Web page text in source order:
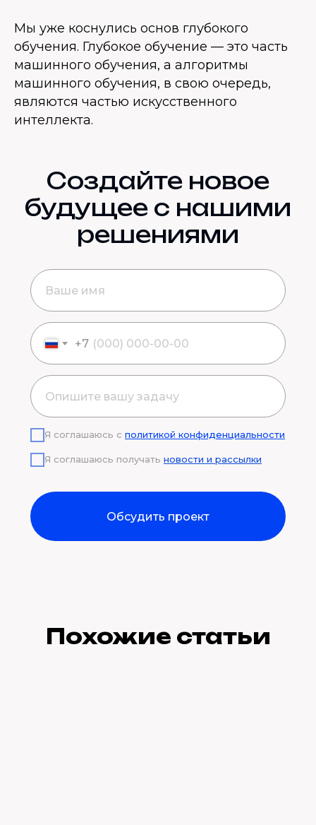
Мы уже коснулись основ глубокого
обучения. Глубокое обучение — это часть
машинного обучения, а алгоритмы
машинного обучения, в свою очередь,
являются частью искусственного
интеллекта.
Создайте новое
будущее с нашими
решениями
+7
Я соглашаюсь с политикой конфиденциальности
Я соглашаюсь получать новости и рассылки
Обсудить проект
Похожие статьи